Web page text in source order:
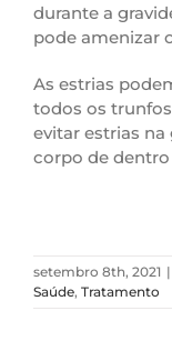
durante a
pode amenizar
As estrias
todos os
evitar estrias na
corpo de dentro
setembro 8th, 2021 |
Saúde, Tratamento